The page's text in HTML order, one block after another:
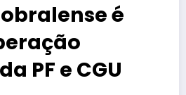
é
PF e CGU